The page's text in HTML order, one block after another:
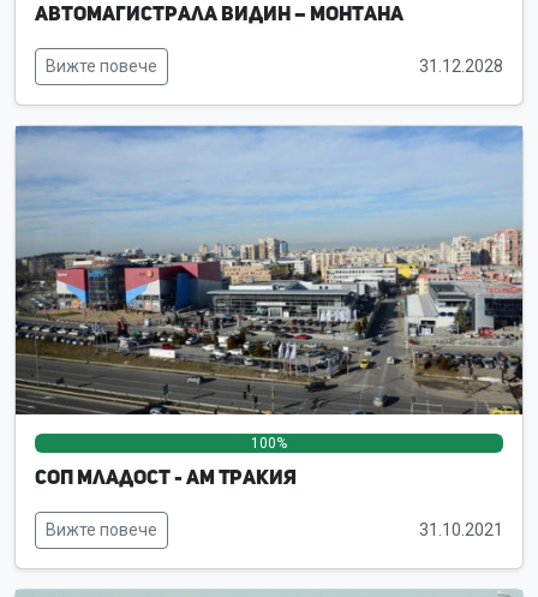
Автомагистрала Видин – Монтана
Вижте повече 31.12.2028
100%
СОП Младост - АМ Тракия
Вижте повече 31.10.2021